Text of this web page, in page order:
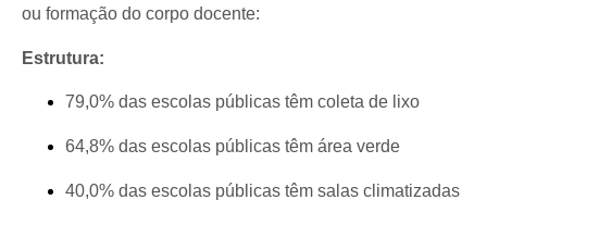
ou formação do corpo docente:
Estrutura:
79,0% das escolas públicas têm coleta de lixo
64,8% das escolas públicas têm área verde
40,0% das escolas públicas têm salas climatizadas